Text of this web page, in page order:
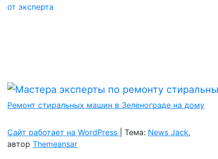
Ремонт стиральных машин в Зеленограде на дому
Сайт работает на WordPress Тема: News Jack,
автор Themeansar